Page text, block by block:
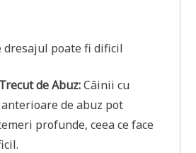
dresajul poate fi dificil
de Abuz:Câinii cu
de abuz pot
profunde, ceea ce face